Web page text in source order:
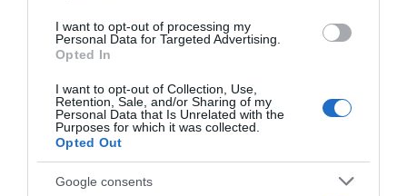
I want to opt-out of processing my
Personal Data for Targeted Advertising.
Opted In
I want to opt-out of Collection, Use,
Retention, Sale, and/or Sharing of my
Personal Data that Is Unrelated with the
Purposes for which it was collected.
Opted Out
Google consents
ΕΛΛΑΔΑ
Διαφθορά στην Ομοσπονδία Πυγμαχίας: Οι
αδικαιολόγητες δαπάνες με πολυτελή
ξενοδοχεία και… ροζ κανίς – Το πόρισμα του
ΥΠΟΙΚ